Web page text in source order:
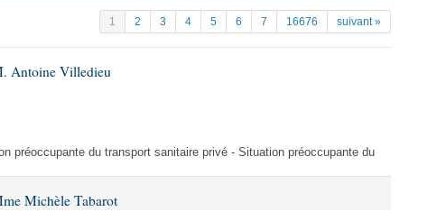
1 2 3 4 5 6 7 16676 suivant »
Antoine Villedieu
préoccupante du transport sanitaire privé - Situation préoccupante du
Michèle Tabarot